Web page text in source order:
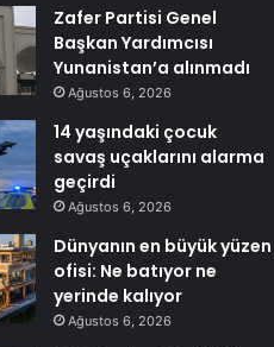
Zafer Partisi Genel
Başkan Yardımcısı
Yunanistan’a alınmadı
Ağustos 6, 2026
14 yaşındaki çocuk
savaş uçaklarını alarma
geçirdi
Ağustos 6, 2026
Dünyanın en büyük yüzen
ofisi: Ne batıyor ne
yerinde kalıyor
Ağustos 6, 2026